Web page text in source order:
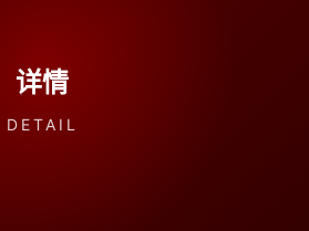
详情
DETAIL